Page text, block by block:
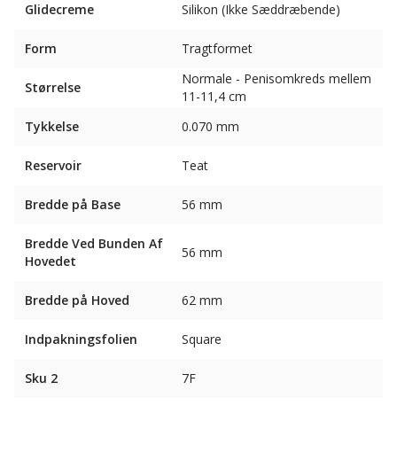
Glidecreme Silikon (Ikke Sæddræbende)
Form Tragtformet
Størrelse
Normale - Penisomkreds mellem
11-11,4 cm
Tykkelse
0.070 mm
Reservoir Teat
Bredde på Base 56 mm
Bredde Ved Bunden Af ​​
Hovedet
56 mm
Bredde på Hoved 62 mm
Indpakningsfolien Square
Sku 2 7F